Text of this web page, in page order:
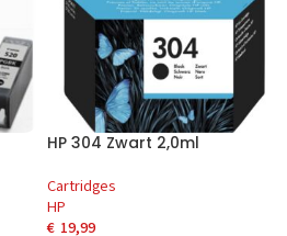
HP 304 Zwart 2,0ml
Cartridges
HP
€ 19,99